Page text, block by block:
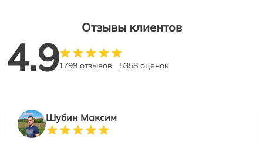
Отзывы клиентов
4.91799 отзывов 5358 оценок
Шубин Максим